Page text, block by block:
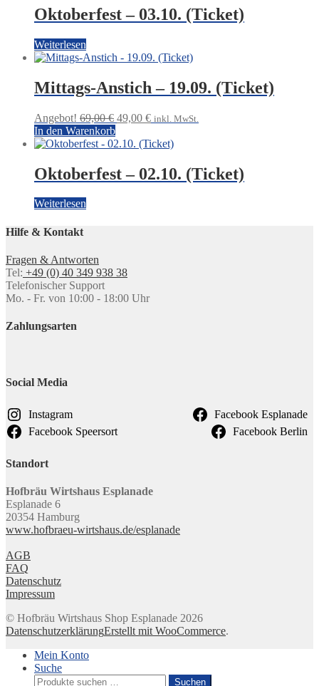
Oktoberfest – 03.10. (Ticket)
Weiterlesen
Mittags-Anstich – 19.09. (Ticket)
Angebot! 69,00€ Ursprünglicher
war:
49,00 €Aktueller
ist:
inkl. MwSt.
In den Warenkorb
Oktoberfest – 02.10. (Ticket)
Weiterlesen
Hilfe & Kontakt
Fragen & Antworten
Tel: +49 (0) 40 349 938 38
Telefonischer Support
Mo. - Fr. von 10:00 - 18:00 Uhr
Zahlungsarten
Social Media
Instagram
Facebook Esplanade
Facebook Speersort
Facebook Berlin
Standort
Hofbräu Wirtshaus Esplanade
Esplanade 6
20354 Hamburg
www.hofbraeu-wirtshaus.de/esplanade
AGB
FAQ
Datenschutz
Impressum
© Hofbräu Wirtshaus Shop Esplanade 2026
DatenschutzerklärungErstellt mit WooCommerce.
Mein Konto
Suche
Suchen
Suchen